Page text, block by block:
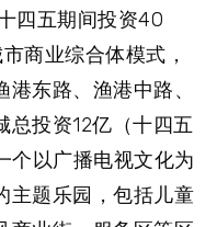
四五期间投资40
商业综合体模式，
东路、渔港中路、
总投资12亿（十四五
个以广播电视文化为
主题乐园，包括儿童